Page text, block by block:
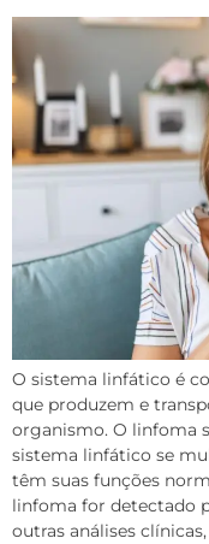
O sistema linfático é
que produzem e
organismo. O linfoma
sistema linfático se
têm suas funções
linfoma for detectado
outras análises